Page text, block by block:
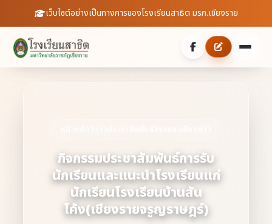
เว็บไซต์อย่างเป็นทางการของโรงเรียนสาธิต มรภ.เชียงราย
ประวัติความเป็นมา
บุคลากร
สถิตินักเรียน
ประชาสัมพันธ์
ข่าวสารจากโรงเรียน
ดาวน์โหลดเอกสาร
สายตรงผู้อำนวยการ
กิจกรรมประชาสัมพันธ์การรับ
นักเรียนและแนะนำโรงเรียนแก่
นักเรียนโรงเรียนบ้านสัน
โค้ง(เชียงรายจรูญราษฎร์)